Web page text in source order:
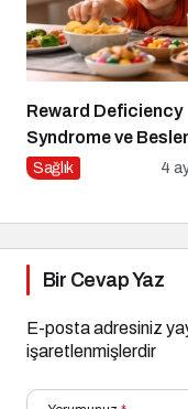
Reward Deficiency
Syndrome ve
Davranışı
Sağlık 4
Bir Cevap Yaz
E-posta adresiniz
işaretlenmişlerdir